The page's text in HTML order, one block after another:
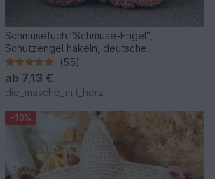
Schmusetuch "Schmuse-Engel",
Schutzengel häkeln, deutsche
Häkelanleitung
(55)
ab 7,13 €
die_masche_mit_herz
-10%